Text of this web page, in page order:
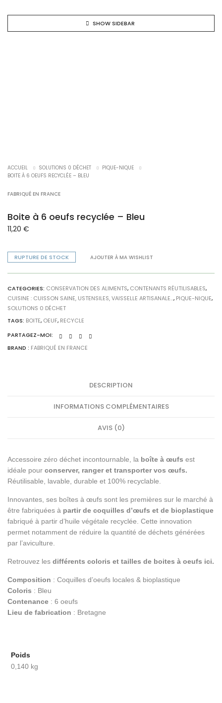
SHOW SIDEBAR
ACCUEIL SOLUTIONS 0 DÉCHET
PIQUE-NIQUE
BOITE À 6 OEUFS RECYCLÉE – BLEU
FABRIQUÉ EN FRANCE
Boite à 6 oeufs recyclée – Bleu
11,20 €
RUPTURE DE STOCK AJOUTER À MA WISHLIST
CATEGORIES: CONSERVATION DES ALIMENTS, CONTENANTS RÉUTILISABLES,
CUISINE : CUISSON SAINE, USTENSILES, VAISSELLE ARTISANALE..., PIQUE-NIQUE,
SOLUTIONS 0 DÉCHET
TAGS: BOITE, OEUF, RECYCLE
PARTAGEZ-MOI:
BRAND : FABRIQUÉ EN FRANCE
DESCRIPTION
INFORMATIONS COMPLÉMENTAIRES
AVIS (0)
Accessoire zéro déchet incontournable, la boîte à œufs est
idéale pour conserver, ranger et transporter vos œufs.
Réutilisable, lavable, durable et 100% recyclable.
Innovantes, ses boîtes à œufs sont les premières sur le marché à
être fabriquées à partir de coquilles d’œufs et de bioplastique
fabriqué à partir d’huile végétale recyclée. Cette innovation
permet notamment de réduire la quantité de déchets générées
par l’aviculture.
Retrouvez les différents coloris et tailles de boites à oeufs ici.
Composition : Coquilles d’oeufs locales & bioplastique
Coloris : Bleu
Contenance : 6 oeufs
Lieu de fabrication : Bretagne
Poids
0,140 kg